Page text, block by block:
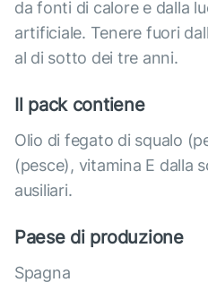
da fonti di calore e dalla
artificiale. Tenere fuori
al di sotto dei tre anni.
Il pack contiene
Olio di fegato di squalo
(pesce), vitamina E dalla
ausiliari.
Paese di produzione
Spagna